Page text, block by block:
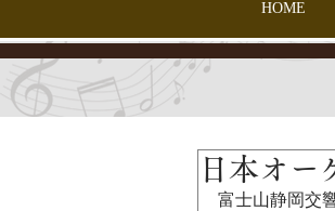
HOME
日本オー
富士山静岡交